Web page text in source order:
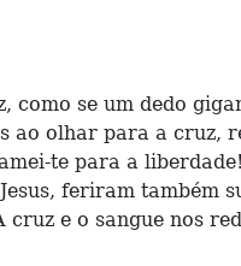
se um dedo
ao olhar para a cruz,
te para a
feriram também
e o sangue nos